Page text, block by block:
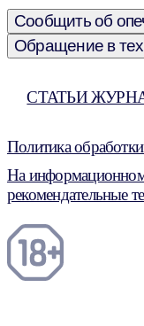
Сообщить об
Обращение в
СТАТЬИ
Политика
На
рекомендательные